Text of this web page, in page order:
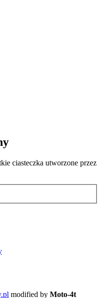
ciasteczka utworzone przez
modified by Moto-4t